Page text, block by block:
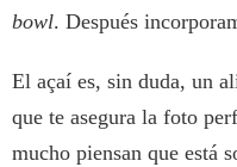
bowl. Después
El açaí es, sin duda, un
que te asegura la foto
mucho piensan que está